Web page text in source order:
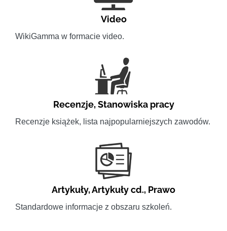
Video
WikiGamma w formacie video.
Recenzje,Stanowiska pracy
Recenzje książek, lista najpopularniejszych zawodów.
Artykuły,Artykuły cd., Prawo
Standardowe informacje z obszaru szkoleń.